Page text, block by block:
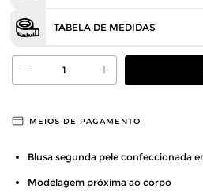
TABELA DE MEDIDAS
MEIOS DE PAGAMENTO
Blusa segunda pele confeccionada
Modelagem próxima ao corpo